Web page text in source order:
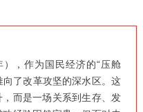
），作为国民经济的“压舱
向了改革攻坚的深水区。这
而是一场关系到生存、发